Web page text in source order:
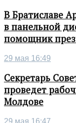
В Братиславе
в панельной
помощник
29 мая 16:49
Секретарь
проведет
Молдове
29 мая 16:47